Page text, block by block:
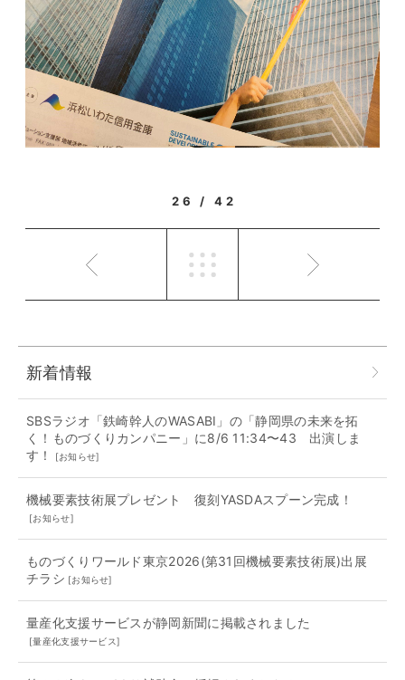
26 / 42
新着情報
SBSラジオ「鉄崎幹人のWASABI」の「静岡県の未来を拓
く！ものづくりカンパニー」に8/6 11:34〜43 出演しま
す！
[お知らせ]
機械要素技術展プレゼント 復刻YASDAスプーン完成！
[お知らせ]
ものづくりワールド東京2026(第31回機械要素技術展)出展
チラシ [お知らせ]
量産化支援サービスが静岡新聞に掲載されました
[量産化支援サービス]